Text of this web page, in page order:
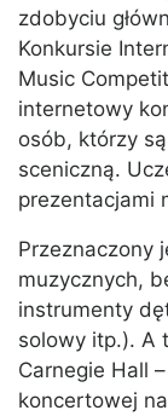
zdobyciu
Konkursie
Music
internetowy
osób, którzy
sceniczną.
prezentacjami
Przeznaczony
muzycznych,
instrumenty
solowy itp.). A
Carnegie Hall
koncertowej